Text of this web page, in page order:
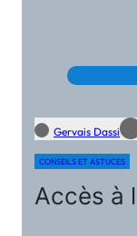
Gervais Dassi
CONSEILS ET ASTUCES
Accès à